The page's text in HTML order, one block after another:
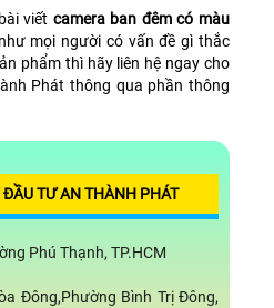
viết camera ban đêm có màu
mọi người có vấn đề gì thắc
phẩm thì hãy liên hệ ngay cho
Phát thông qua phần thông
TƯ AN THÀNH PHÁT
Phú Thạnh, TP.HCM
Đông,Phường Bình Trị Đông,